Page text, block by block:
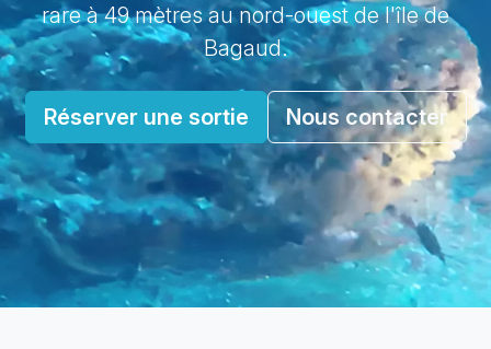
rare à 49 mètres au nord-ouest de l'île de
Bagaud.
Réserver une sortie Nous contacter